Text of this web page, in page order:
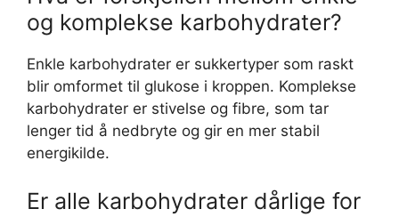
og komplekse karbohydrater?
Enkle karbohydrater er sukkertyper som raskt
blir omformet til glukose i kroppen. Komplekse
karbohydrater er stivelse og fibre, som tar
lenger tid å nedbryte og gir en mer stabil
energikilde.
Er alle karbohydrater dårlige for